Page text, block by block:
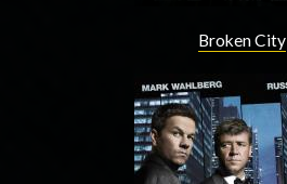
Broken City